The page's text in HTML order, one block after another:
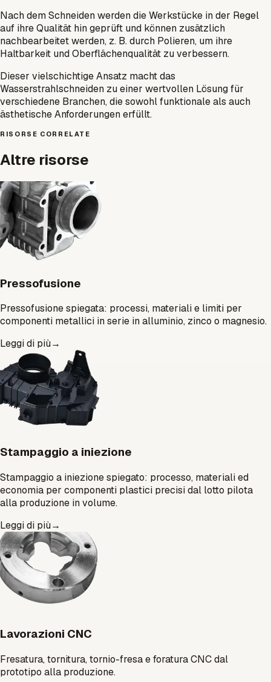
Nach dem Schneiden werden die Werkstücke in der Regel
auf ihre Qualität hin geprüft und können zusätzlich
nachbearbeitet werden, z. B. durch Polieren, um ihre
Haltbarkeit und Oberflächenqualität zu verbessern.
Dieser vielschichtige Ansatz macht das
Wasserstrahlschneiden zu einer wertvollen Lösung für
verschiedene Branchen, die sowohl funktionale als auch
ästhetische Anforderungen erfüllt.
RISORSE CORRELATE
Altre risorse
Pressofusione
Pressofusione spiegata: processi, materiali e limiti per
componenti metallici in serie in alluminio, zinco o magnesio.
Leggi di più→
Stampaggio a iniezione
Stampaggio a iniezione spiegato: processo, materiali ed
economia per componenti plastici precisi dal lotto pilota
alla produzione in volume.
Leggi di più→
Lavorazioni CNC
Fresatura, tornitura, tornio-fresa e foratura CNC dal
prototipo alla produzione.